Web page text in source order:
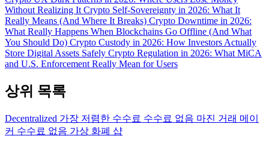
Without Realizing It Crypto Self-Sovereignty in 2026: What It
Really Means (And Where It Breaks) Crypto Downtime in 2026:
What Really Happens When Blockchains Go Offline (And What
You Should Do) Crypto Custody in 2026: How Investors Actually
Store Digital Assets Safely Crypto Regulation in 2026: What MiCA
and U.S. Enforcement Really Mean for Users
상위 목록
Decentralized 가장 저렴한 수수료 수수료 없음 마진 거래 메이
커 수수료 없음 가상 화폐 샵